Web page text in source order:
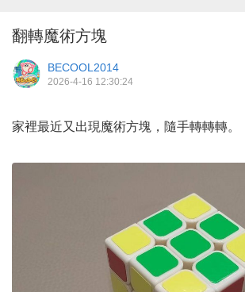
翻轉魔術方塊
BECOOL2014
2026-4-16 12:30:24
家裡最近又出現魔術方塊，隨手轉轉轉。